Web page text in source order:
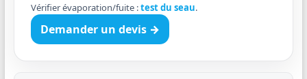
Vérifier évaporation/fuite :test du seau.
Demander un devis →